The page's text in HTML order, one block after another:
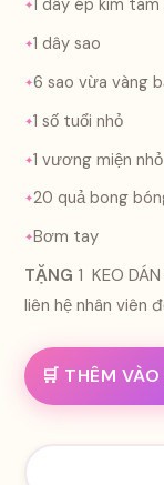
1 dây ép kim
1 dây sao
6 sao vừa vàng
1 số tuổi nhỏ
1 vương miện nhỏ
20 quả bong
Bơm tay
TẶNG 1 KEO
liên hệ nhân viên
🛒 THÊM